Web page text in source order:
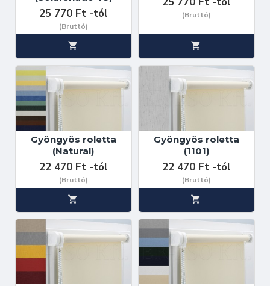
25 770 Ft -tól
(Bruttó)
(Bruttó)
Gyöngyös roletta
(Natural)
22 470 Ft -tól
(Bruttó)
Gyöngyös roletta
(1101)
22 470 Ft -tól
(Bruttó)